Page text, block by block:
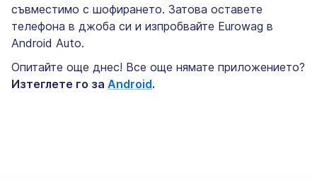
съвместимо с шофирането. Затова оставете
телефона в джоба си и изпробвайте Eurowag в
Android Auto.
Опитайте още днес! Все още нямате приложението?
Изтеглете го за Android.